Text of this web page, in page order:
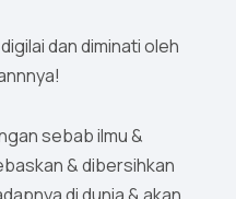
dan diminati oleh
sebab ilmu &
& dibersihkan